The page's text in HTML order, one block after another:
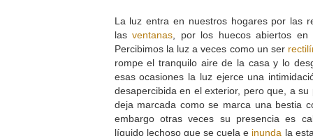
La luz entra en nuestros hogares por las
lasventanas , por los huecos abiertos
Percibimos la luz a veces como un ser
rompe el tranquilo aire de la casa y lo
esas ocasiones la luz ejerce una
desapercibida en el exterior, pero que, a
deja marcada como se marca una bestia
embargo otras veces su presencia es
líquido lechoso que se cuela e inunda la